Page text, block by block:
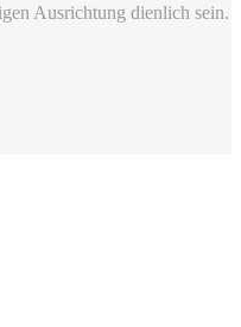
Ausrichtung dienlich sein.